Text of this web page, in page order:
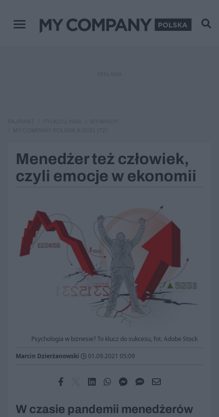
Menu główne
Menedżer też człowiek,
czyli emocje w ekonomii
Psychologia w biznesie? To klucz do sukcesu, fot. Adobe Stock
Marcin Dzierżanowski 01.09.2021 05:09
W czasie pandemii menedżerów